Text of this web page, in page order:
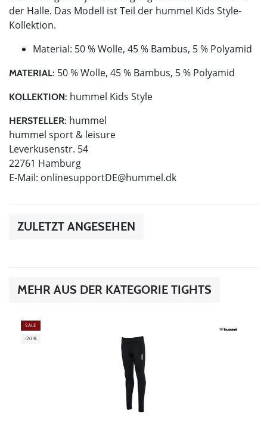
der Halle. Das Modell ist Teil der hummel Kids Style-
Kollektion.
Material: 50 % Wolle, 45 % Bambus, 5 % Polyamid
MATERIAL: 50 % Wolle, 45 % Bambus, 5 % Polyamid
KOLLEKTION: hummel Kids Style
HERSTELLER: hummel
hummel sport & leisure
Leverkusenstr. 54
22761 Hamburg
E-Mail: onlinesupportDE@hummel.dk
ZULETZT ANGESEHEN
MEHR AUS DER KATEGORIE TIGHTS
SALE
-20%